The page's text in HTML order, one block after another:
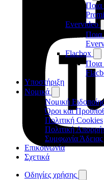
Ποια
Evervideo
Ποια
Flacbox
Ποια
Υποστήριξη
Νομικά
Νομική
Όροι και
Πολιτική Cookies
Πολιτική
Συμφωνία
Επικοινωνία
Σχετικά
Οδηγίες χρήσης